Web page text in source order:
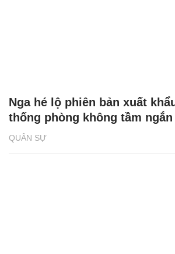
QUÂN SỰ
Nga hé lộ phiên bản xuất
thống phòng không tầm